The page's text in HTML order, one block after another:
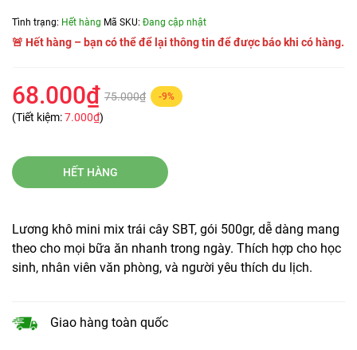
Tình trạng: Hết hàng Mã SKU: Đang cập nhật
🚨 Hết hàng – bạn có thể để lại thông tin để được báo khi có hàng.
68.000₫ 75.000₫ -9%
(Tiết kiệm:7.000₫)
HẾT HÀNG
Lương khô mini mix trái cây SBT, gói 500gr, dễ dàng mang
theo cho mọi bữa ăn nhanh trong ngày. Thích hợp cho học
sinh, nhân viên văn phòng, và người yêu thích du lịch.
Giao hàng toàn quốc